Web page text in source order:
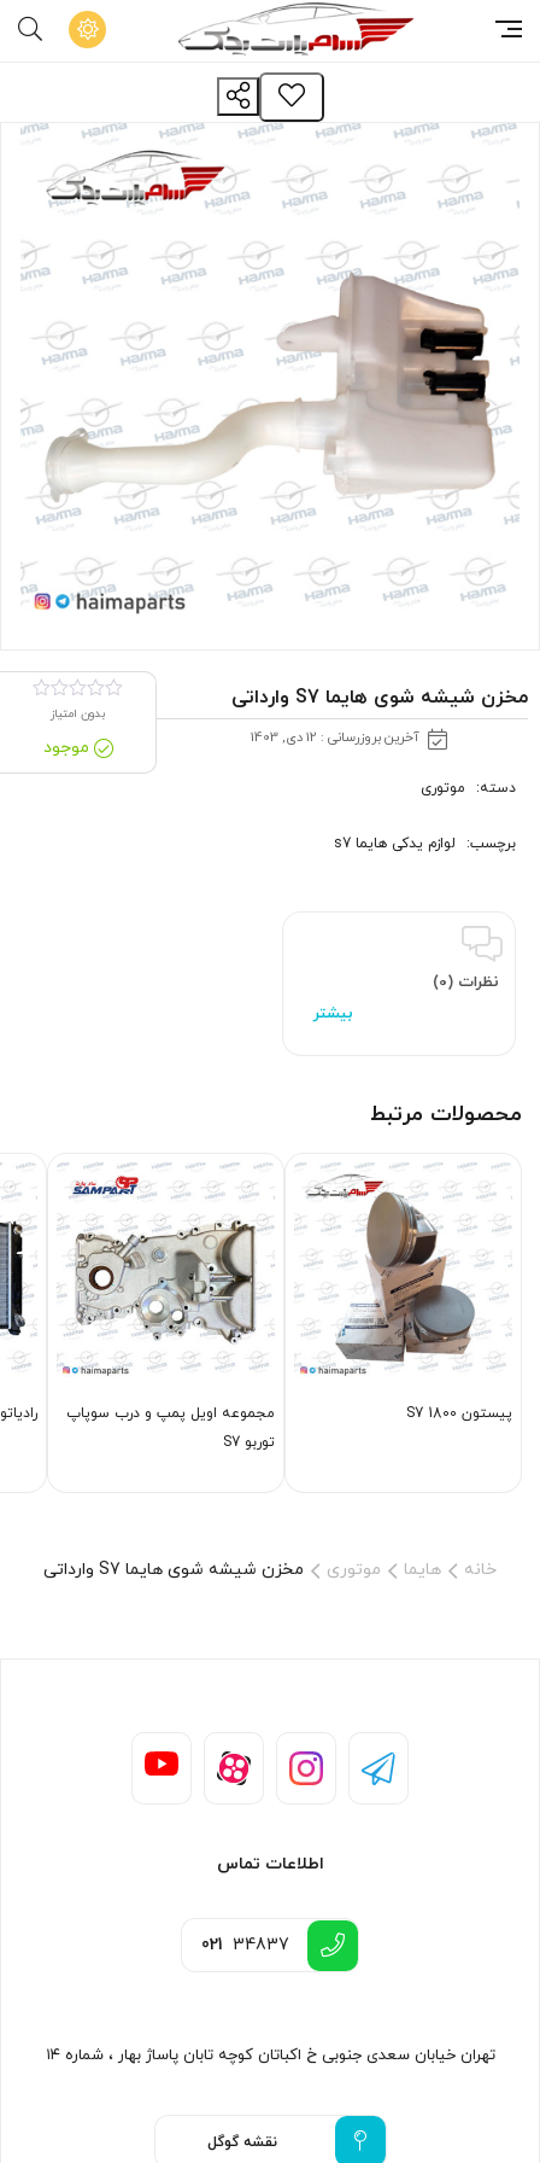
مخزن شیشه شوی هایما S7 وارداتی
آخرین بروزرسانی : 12 دی, 1403
بدون امتیاز
موجود
دسته: موتوری
برچسب: لوازم یدکی هایما s7
نظرات (0)
محصولات مرتبط
پیستون S7 1800
مجموعه اویل پمپ و درب سوپاپ
توربو S7
خانه هایما موتوری مخزن شیشه شوی هایما S7 وارداتی
اطلاعات تماس
021 34837
تهران خیابان سعدی جنوبی خ اکباتان کوچه تابان پاساژ بهار ، شماره ۱۴
نقشه گوگل